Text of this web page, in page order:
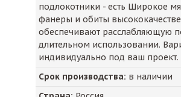
подлокотники - есть Широкое
фанеры и обиты
обеспечивают расслабляющую
длительном использовании.
индивидуально под ваш проект.
Срок производства: в наличии